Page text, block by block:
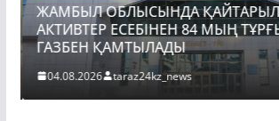
ЖАМБЫЛ ОБЛЫСЫНДА
АКТИВТЕР ЕСЕБІНЕН 84 МЫҢ
ГАЗБЕН ҚАМТЫЛАДЫ
04.08.2026 taraz24kz_news